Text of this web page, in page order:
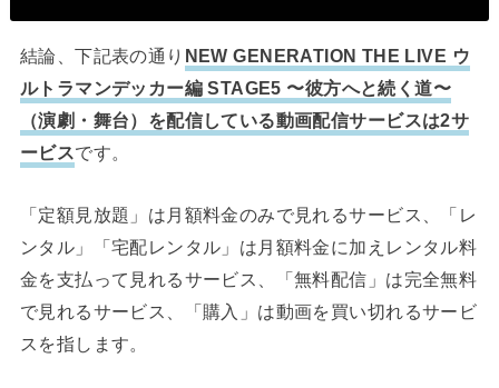
結論、下記表の通り NEW GENERATION THE LIVE ウ
ルトラマンデッカー編 STAGE5 〜彼方へと続く道〜
（演劇・舞台）を配信している動画配信サービスは2サ
ービスです。
「定額見放題」は月額料金のみで見れるサービス、「レ
ンタル」「宅配レンタル」は月額料金に加えレンタル料
金を支払って見れるサービス、「無料配信」は完全無料
で見れるサービス、「購入」は動画を買い切れるサービ
スを指します。